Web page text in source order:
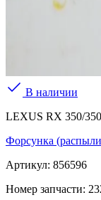
В наличии
LEXUS RX 350/
Форсунка
Артикул: 856596
Номер запчасти: